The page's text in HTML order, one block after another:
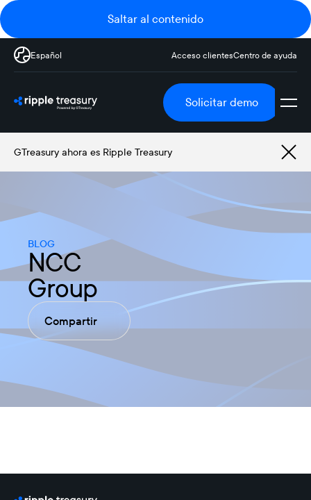
Saltar al contenido
Español Acceso clientesCentro de ayuda
Solicitar demo
GTreasury ahora es Ripple Treasury
BLOG
NCC
Group
Compartir